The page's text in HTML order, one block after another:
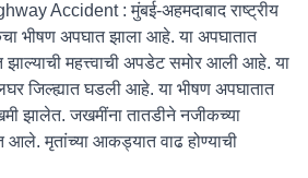
Accident : मुंबई-अहमदाबाद राष्ट्रीय
भीषण अपघात झाला आहे. या अपघातात
झाल्याची महत्त्वाची अपडेट समोर आली आहे. या
जिल्ह्यात घडली आहे. या भीषण अपघातात
झालेत. जखमींना तातडीने नजीकच्या
मृतांच्या आकड्यात वाढ होण्याची